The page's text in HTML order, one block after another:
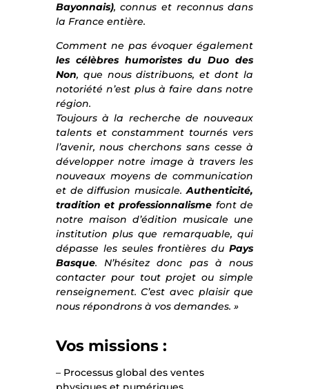
Bayonnais), connus et reconnus dans
la France entière.
Comment ne pas évoquer également
les célèbres humoristes du Duo des
Non, que nous distribuons, et dont la
notoriété n’est plus à faire dans notre
région.
Toujours à la recherche de nouveaux
talents et constamment tournés vers
l’avenir, nous cherchons sans cesse à
développer notre image à travers les
nouveaux moyens de communication
et de diffusion musicale.Authenticité,
tradition et professionnalisme font de
notre maison d’édition musicale une
institution plus que remarquable, qui
dépasse les seules frontières duPays
Basque. N’hésitez donc pas à nous
contacter pour tout projet ou simple
renseignement. C’est avec plaisir que
nous répondrons à vos demandes. »
Vos missions :
– Processus global des ventes